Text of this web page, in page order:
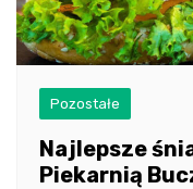
Pozostałe
Najlepsze
Piekarnią